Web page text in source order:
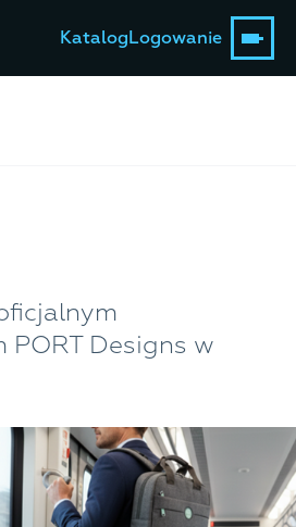
KatalogLogowanie
Designs w